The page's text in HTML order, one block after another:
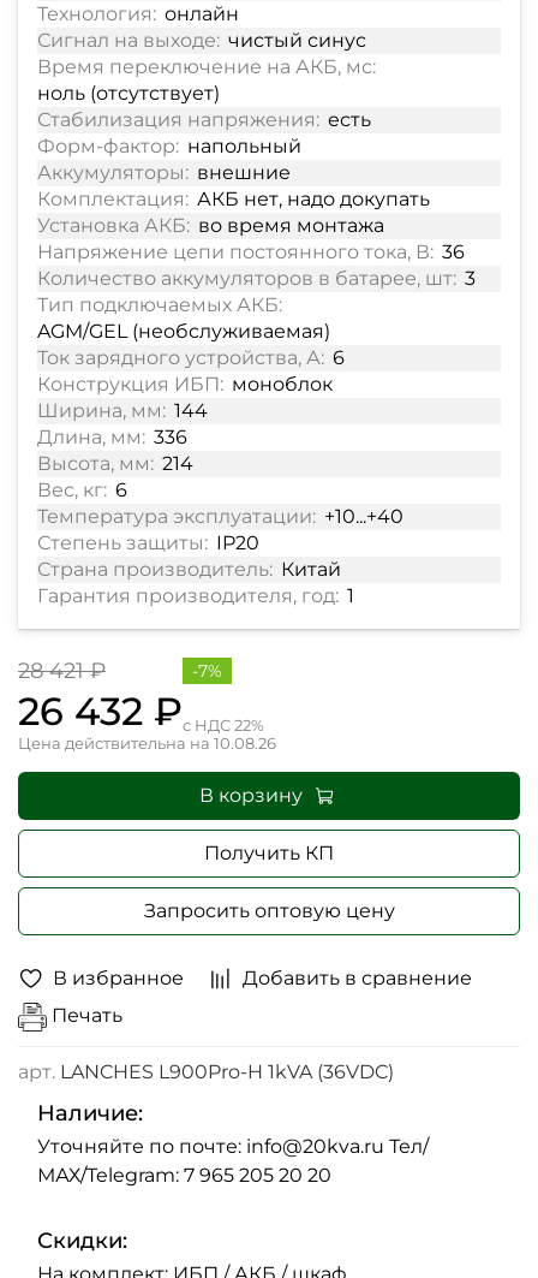
В избранное
Добавить в сравнение
Печать
арт. LANCHES L900Pro-H 1kVA (36VDC)
Технология: онлайн
Сигнал на выходе: чистый синус
Время переключение на АКБ, мс:
ноль (отсутствует)
Стабилизация напряжения: есть
Форм-фактор: напольный
Аккумуляторы: внешние
Комплектация: АКБ нет, надо докупать
Установка АКБ: во время монтажа
Напряжение цепи постоянного тока, В: 36
Количество аккумуляторов в батарее, шт: 3
Тип подключаемых АКБ:
AGM/GEL (необслуживаемая)
Ток зарядного устройства, А: 6
Конструкция ИБП: моноблок
Ширина, мм: 144
Длина, мм: 336
Высота, мм: 214
Вес, кг: 6
Температура эксплуатации: +10...+40
Степень защиты: IP20
Страна производитель: Китай
Гарантия производителя, год: 1
28 421 ₽
26 432 ₽
Цена действительна на 10.08.26
с НДС 22%
-7%
В корзину
Получить КП
Запросить оптовую цену
Наличие:
Уточняйте по почте: info@20kva.ru Тел/
МАХ/Telegram: 7 965 205 20 20
Скидки: